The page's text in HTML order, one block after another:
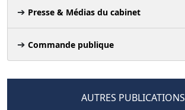
Presse & Médias du cabinet
Commande publique
AUTRES PUBLICATIONS